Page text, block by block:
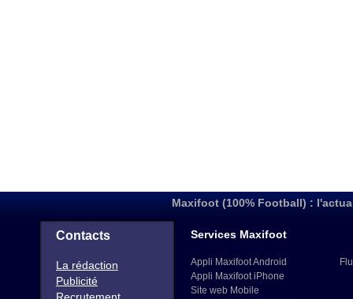
Maxifoot (100% Football) :
Contacts
La rédaction
Publicité
Services Maxifoot
Appli Maxifoot Android
Appli Maxifoot iPhone
Site web Mobile